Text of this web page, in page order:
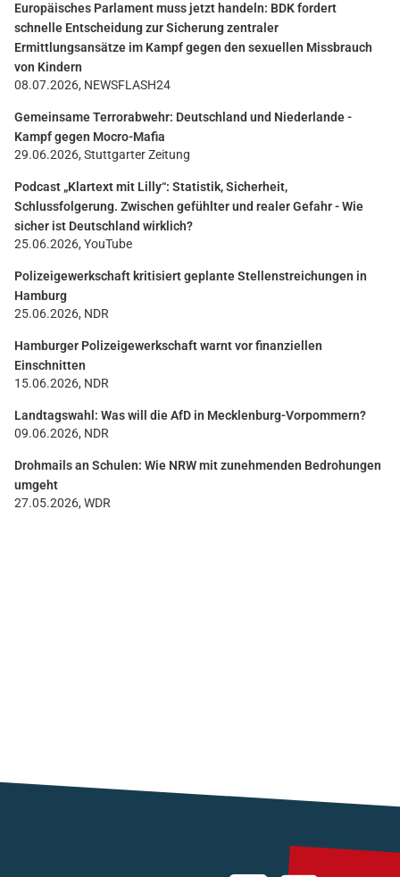
Europäisches Parlament muss jetzt handeln: BDK fordert
schnelle Entscheidung zur Sicherung zentraler
Ermittlungsansätze im Kampf gegen den sexuellen Missbrauch
von Kindern
08.07.2026, NEWSFLASH24
Gemeinsame Terrorabwehr: Deutschland und Niederlande -
Kampf gegen Mocro-Mafia
29.06.2026, Stuttgarter Zeitung
Podcast „Klartext mit Lilly“: Statistik, Sicherheit,
Schlussfolgerung. Zwischen gefühlter und realer Gefahr - Wie
sicher ist Deutschland wirklich?
25.06.2026, YouTube
Polizeigewerkschaft kritisiert geplante Stellenstreichungen in
Hamburg
25.06.2026, NDR
Hamburger Polizeigewerkschaft warnt vor finanziellen
Einschnitten
15.06.2026, NDR
Landtagswahl: Was will die AfD in Mecklenburg-Vorpommern?
09.06.2026, NDR
Drohmails an Schulen: Wie NRW mit zunehmenden Bedrohungen
umgeht
27.05.2026, WDR